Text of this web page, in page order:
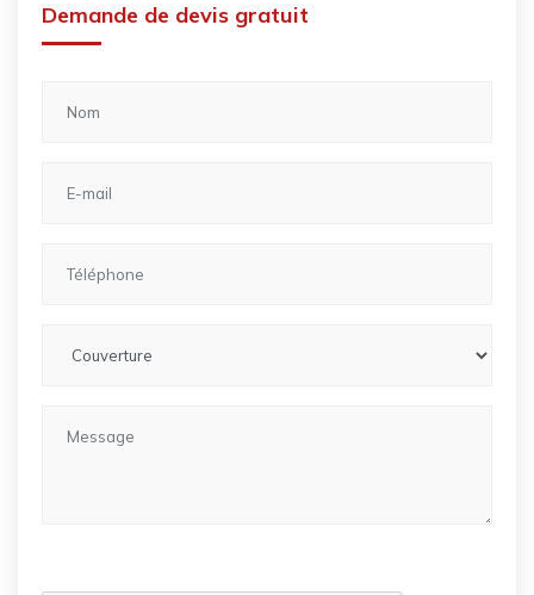
Demande de devis gratuit